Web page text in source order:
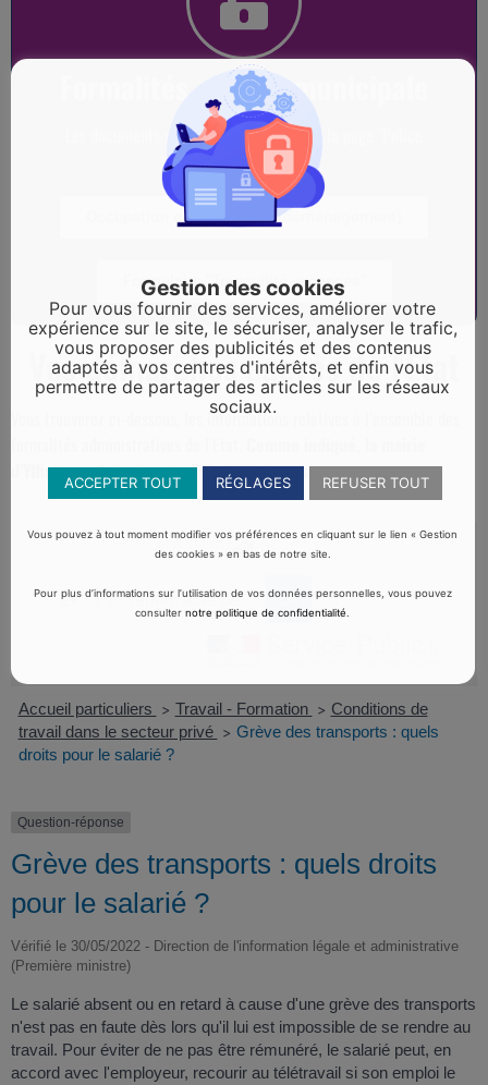
Formalités - Police municipale
Les documents sont téléchargeables sur la page "Police
municipale"
Occupation espace public (déménagement)
Formulaire "Tranquilité vacances"
Vos démarches auprès de l'Etat
Vous trouverez ci-dessous, les informations relatives à l’ensemble des
d’Yffiniac ne fait ni carte d’identité ni passeport.
Accueil particuliers > Travail - Formation > Conditions de
travail dans le secteur privé > Grève des transports : quels
droits pour le salarié ?
Question-réponse
Grève des transports : quels droits
pour le salarié ?
Vérifié le 30/05/2022 - Direction de l'information légale et administrative
(Première ministre)
Le salarié absent ou en retard à cause d'une grève des transports
n'est pas en faute dès lors qu'il lui est impossible de se rendre au
travail. Pour éviter de ne pas être rémunéré, le salarié peut, en
accord avec l'employeur, recourir au télétravail si son emploi le
Gestion des cookies
Pour vous fournir des services, améliorer votre
expérience sur le site, le sécuriser, analyser le trafic,
vous proposer des publicités et des contenus
adaptés à vos centres d'intérêts, et enfin vous
permettre de partager des articles sur les réseaux
sociaux.
ACCEPTER TOUT RÉGLAGES REFUSER TOUT
Vous pouvez à tout moment modifier vos préférences en cliquant sur le lien « Gestion
des cookies » en bas de notre site.
Pour plus d’informations sur l’utilisation de vos données personnelles, vous pouvez
consulternotre politique de confidentialité